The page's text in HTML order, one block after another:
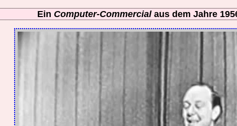
Ein Computer-Commercialaus dem Jahre